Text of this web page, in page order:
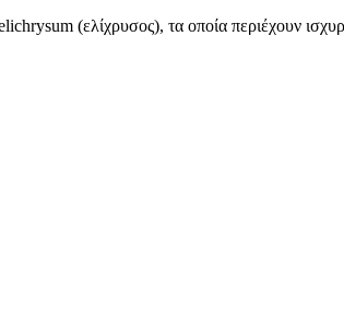
(ελίχρυσος), τα οποία περιέχουν